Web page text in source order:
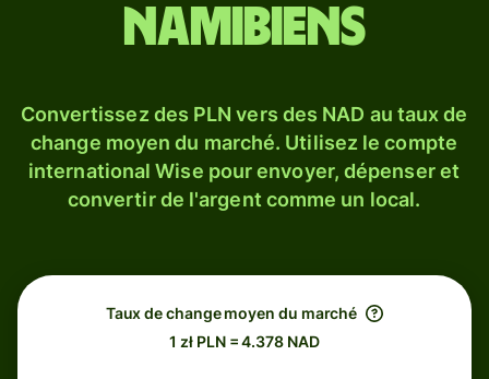
namibiens
Convertissez des PLN vers des NAD au taux de
change moyen du marché. Utilisez le compte
international Wise pour envoyer, dépenser et
convertir de l'argent comme un local.
Taux de change moyen du marché
1 zł PLN = 4.378 NAD